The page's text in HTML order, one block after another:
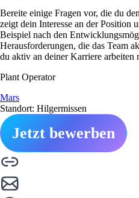
Bereite einige Fragen vor, die du
zeigt dein Interesse an der Position
Beispiel nach den
Herausforderungen, die das Team
du aktiv an deiner Karriere arbeiten
Plant Operator
Mars
Standort: Hilgermissen
Jetzt bewerben